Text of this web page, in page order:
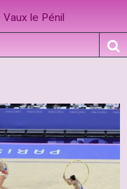
le Pénil